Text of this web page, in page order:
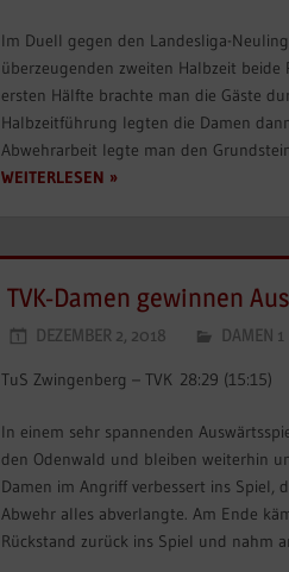
Im Duell gegen den Landesliga-
überzeugenden zweiten Halbzeit
ersten Hälfte brachte man die Gäste
Halbzeitführung legten die Damen
Abwehrarbeit legte man den
WEITERLESEN
TVK-Damen gewinnen
DEZEMBER 2, 2018 DAMEN 1
TuS Zwingenberg – TVK 28:29 (15:15)
In einem sehr spannenden
den Odenwald und bleiben weiterhin
Damen im Angriff verbessert ins Spiel,
Abwehr alles abverlangte. Am Ende
Rückstand zurück ins Spiel und nahm